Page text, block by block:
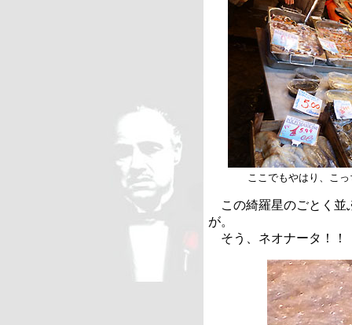
ここでもやはり、こ
この綺羅星のごとく並
が。
そう、ネオナータ！！